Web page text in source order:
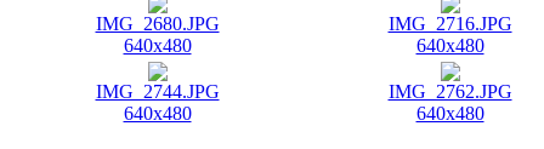
IMG_2680.JPG
640x480
IMG_2716.JPG
640x480
IMG_2744.JPG
640x480
IMG_2762.JPG
640x480